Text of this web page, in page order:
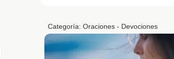
Categoría: Oraciones - Devociones